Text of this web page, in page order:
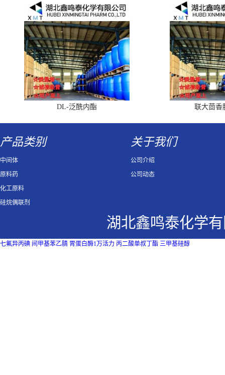
DL-泛酰内酯 联大茴香
产品类别
中间体
原料药
化工原料
硅烷偶联剂
关于我们
公司介绍
公司动态
湖北鑫鸣泰化学
七氟异丙碘 间甲基苯乙腈 胃蛋白酶1万活力 丙二酸单叔丁酯 三甲基硅醇